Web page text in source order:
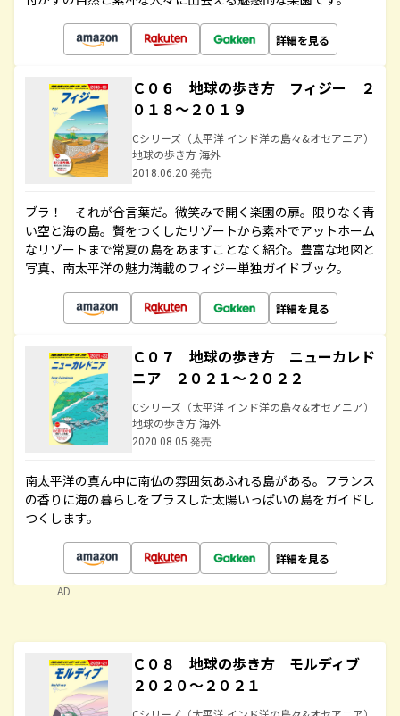
詳細を見る
Ｃ０６ 地球の歩き方 フィジー ２
０１８～２０１９
Cシリーズ（太平洋 インド洋の島々&オセアニア）
地球の歩き方 海外
2018.06.20 発売
ブラ！ それが合言葉だ。微笑みで開く楽園の扉。限りなく青
い空と海の島。贅をつくしたリゾートから素朴でアットホーム
なリゾートまで常夏の島をあますことなく紹介。豊富な地図と
写真、南太平洋の魅力満載のフィジー単独ガイドブック。
詳細を見る
Ｃ０７ 地球の歩き方 ニューカレド
ニア ２０２１～２０２２
Cシリーズ（太平洋 インド洋の島々&オセアニア）
地球の歩き方 海外
2020.08.05 発売
南太平洋の真ん中に南仏の雰囲気あふれる島がある。フランス
の香りに海の暮らしをプラスした太陽いっぱいの島をガイドし
つくします。
詳細を見る
AD
Ｃ０８ 地球の歩き方 モルディブ
２０２０～２０２１